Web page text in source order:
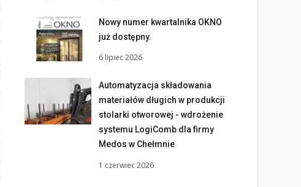
Nowy numer kwartalnika OKNO
już dostępny.
6 lipiec 2026
Automatyzacja składowania
materiałów długich w produkcji
stolarki otworowej - wdrożenie
systemu LogiComb dla firmy
Medos w Chełmnie
1 czerwiec 2026